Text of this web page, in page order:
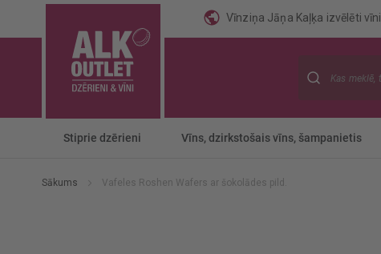
Vīnziņa Jāņa Kaļķa izvēlēti vīni
Stiprie dzērieni Vīns, dzirkstošais vīns, šampanietis
Sākums Vafeles Roshen Wafers ar šokolādes pild.